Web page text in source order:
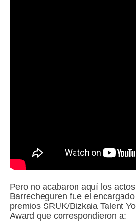
Pero no acabaron aquí los
Barrecheguren fue el
premios SRUK/Bizkaia Talent
Award que correspondieron a: